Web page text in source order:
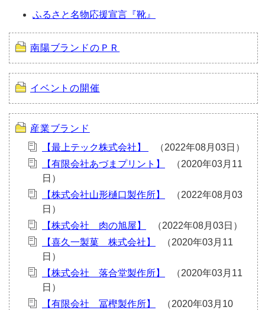
ふるさと名物応援宣言『靴』
南陽ブランドのＰＲ
イベントの開催
産業ブランド
【最上テック株式会社】
【有限会社あづまプリント】
【株式会社山形樋口製作所】
【株式会社 肉の旭屋】
【喜久一製菓 株式会社】
【株式会社 落合堂製作所】
【有限会社 冨樫製作所】